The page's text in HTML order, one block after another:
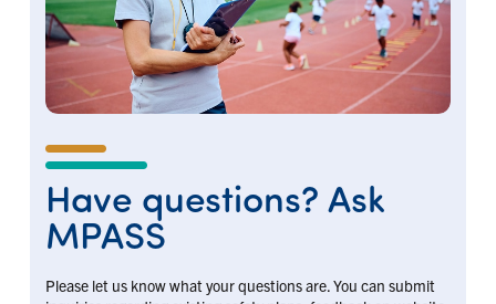
Have questions? Ask
MPASS
Please let us know what your questions are. You can submit